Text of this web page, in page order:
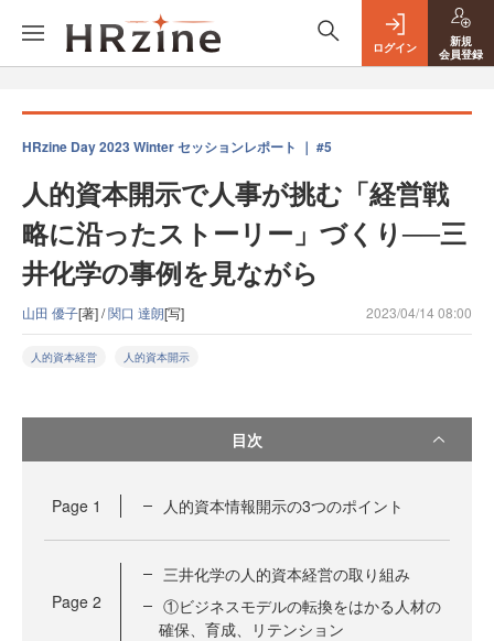
ログイン
新規
会員登録
HRzine Day 2023 Winter セッションレポート ｜ #5
人的資本開示で人事が挑む「経営戦
略に沿ったストーリー」づくり──三
井化学の事例を見ながら
山田 優子[著] /関口 達朗[写] 2023/04/14 08:00
人的資本経営 人的資本開示
目次
Page 1 人的資本情報開示の3つのポイント
Page 2
三井化学の人的資本経営の取り組み
①ビジネスモデルの転換をはかる人材の
確保、育成、リテンション